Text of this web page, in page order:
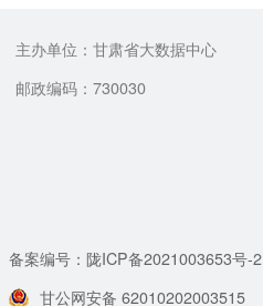
主办单位：甘肃省大数据中心
邮政编码：730030
备案编号：陇ICP备2021003653号-2
甘公网安备 62010202003515